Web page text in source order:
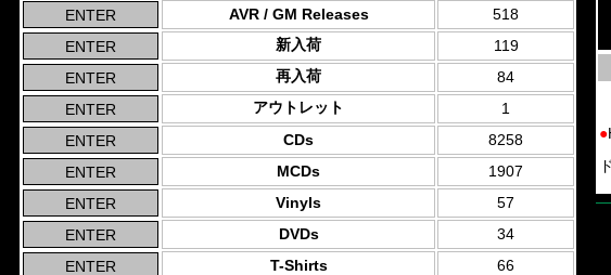
AVR / GM Releases
518
新入荷
119
再入荷
84
アウトレット
1
CDs
8258
MCDs
1907
Vinyls
57
DVDs
34
T-Shirts
66
●